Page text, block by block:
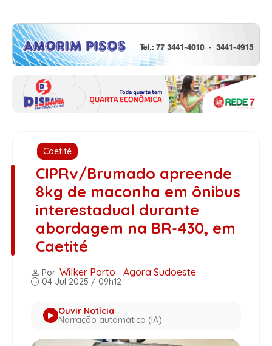
Caetité
CIPRv/Brumado apreende
8kg de maconha em ônibus
interestadual durante
abordagem na BR-430, em
Caetité
Por: Wilker Porto - Agora Sudoeste
04 Jul 2025 / 09h12
Ouvir Notícia
Narração automática (IA)